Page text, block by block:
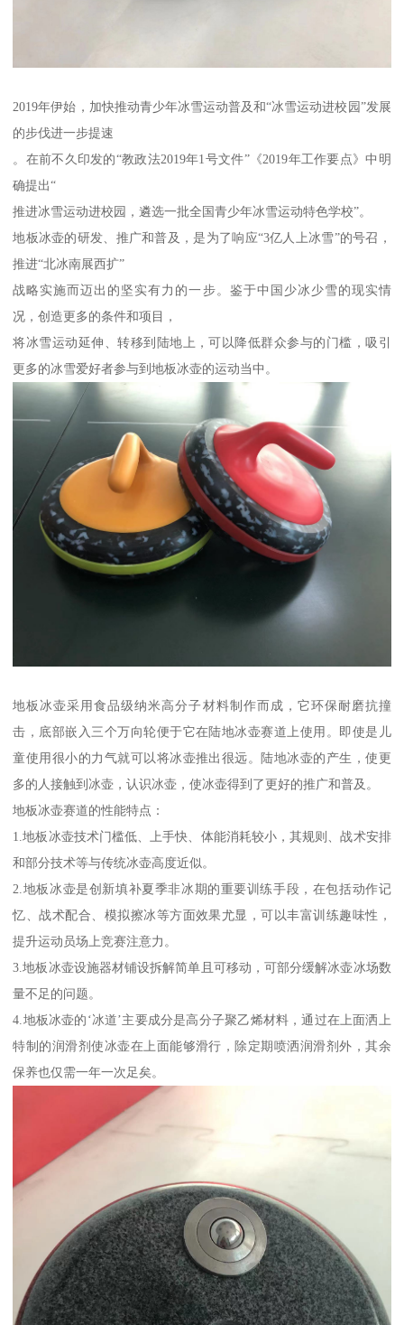
2019年伊始，加快推动青少年冰雪运动普及和“冰雪运动进校园”发展
的步伐进一步提速
。在前不久印发的“教政法2019年1号文件”《2019年工作要点》中明
确提出“
推进冰雪运动进校园，遴选一批全国青少年冰雪运动特色学校”。
地板冰壶的研发、推广和普及，是为了响应“3亿人上冰雪”的号召，
推进“北冰南展西扩”
战略实施而迈出的坚实有力的一步。鉴于中国少冰少雪的现实情
况，创造更多的条件和项目，
将冰雪运动延伸、转移到陆地上，可以降低群众参与的门槛，吸引
更多的冰雪爱好者参与到地板冰壶的运动当中。
地板冰壶采用食品级纳米高分子材料制作而成，它环保耐磨抗撞
击，底部嵌入三个万向轮便于它在陆地冰壶赛道上使用。即使是儿
童使用很小的力气就可以将冰壶推出很远。陆地冰壶的产生，使更
多的人接触到冰壶，认识冰壶，使冰壶得到了更好的推广和普及。
地板冰壶赛道的性能特点：
1.地板冰壶技术门槛低、上手快、体能消耗较小，其规则、战术安排
和部分技术等与传统冰壶高度近似。
2.地板冰壶是创新填补夏季非冰期的重要训练手段，在包括动作记
忆、战术配合、模拟擦冰等方面效果尤显，可以丰富训练趣味性，
提升运动员场上竞赛注意力。
3.地板冰壶设施器材铺设拆解简单且可移动，可部分缓解冰壶冰场数
量不足的问题。
4.地板冰壶的‘冰道’主要成分是高分子聚乙烯材料，通过在上面洒上
特制的润滑剂使冰壶在上面能够滑行，除定期喷洒润滑剂外，其余
保养也仅需一年一次足矣。